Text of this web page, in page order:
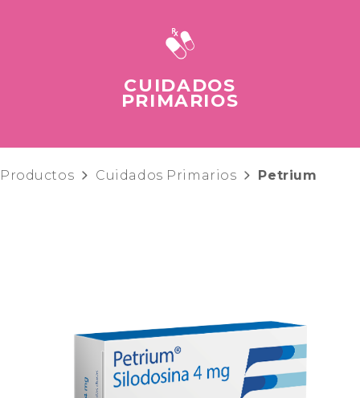
CUIDADOS
PRIMARIOS
Productos Cuidados Primarios Petrium